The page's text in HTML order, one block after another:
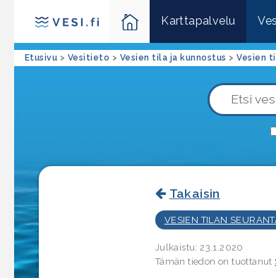
Karttapalvelu
Etusivu > Vesitieto > Vesien tila ja kunnostus > Vesien
Takaisin
VESIEN TILAN
Julkaistu: 23.1.2020
Tämän tiedon on tuottanut